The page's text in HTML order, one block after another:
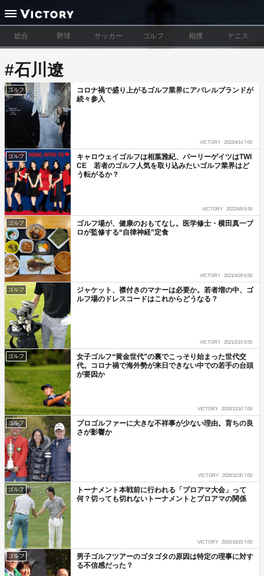
総合 野球 サッカー ゴルフ 相撲 テニス
#石川遼
ゴルフ
コロナ禍で盛り上がるゴルフ業界にアパレルブランドが
続々参入
VICTORY 2022/4/14 7:00
ゴルフ
キャロウェイゴルフは相葉雅紀、パーリーゲイツはTWI
CE 若者のゴルフ人気を取り込みたいゴルフ業界はど
う転がるか？
VICTORY 2022/4/8 6:50
ゴルフ
ゴルフ場が、健康のおもてなし。医学修士・横田真一プ
ロが監修する“自律神経”定食
VICTORY 2021/4/28 6:50
ゴルフ
ジャケット、襟付きのマナーは必要か。若者増の中、ゴ
ルフ場のドレスコードはこれからどうなる？
VICTORY 2021/2/15 6:55
ゴルフ
女子ゴルフ“黄金世代”の裏でこっそり始まった世代交
代。コロナ禍で海外勢が来日できない中での若手の台頭
が要因か
VICTORY 2020/12/10 7:00
ゴルフ
プロゴルファーに大きな不祥事が少ない理由。育ちの良
さが影響か
VICTORY 2020/11/30 7:00
ゴルフ
トーナメント本戦前に行われる「プロアマ大会」って
何？切っても切れないトーナメントとプロアマの関係
VICTORY 2020/10/23 7:00
ゴルフ
男子ゴルフツアーのゴタゴタの原因は特定の理事に対す
る不信感だった？